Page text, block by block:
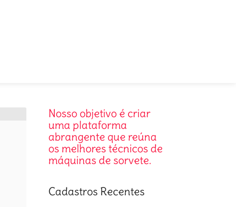
Nosso objetivo é criar
uma plataforma
abrangente que reúna
os melhores técnicos de
máquinas de sorvete.
Cadastros Recentes